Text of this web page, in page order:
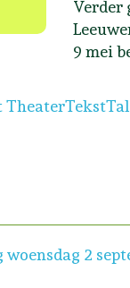
Verder
9 mei
wint
woensdag 2